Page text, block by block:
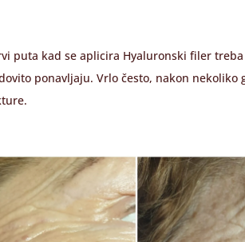
puta kad se aplicira Hyaluronski filer
ponavljaju. Vrlo često, nakon nekoliko